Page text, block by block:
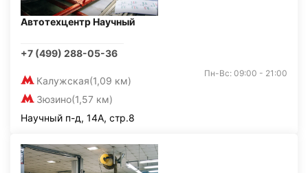
Автотехцентр Научный
+7 (499) 288-05-36
Калужская(1,09 км)
Зюзино(1,57 км)
Пн-Вс: 09:00 - 21:00
Научный п-д, 14А, стр.8